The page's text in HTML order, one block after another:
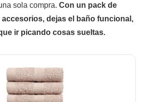
sola compra. Con un pack de
dejas el baño funcional,
ir picando cosas sueltas.